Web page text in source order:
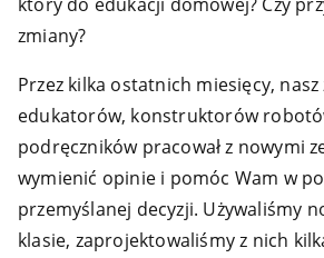
zmiany?
Przez kilka ostatnich miesięcy, nasz
edukatorów, konstruktorów
podręczników pracował z nowymi
wymienić opinie i pomóc Wam w
przemyślanej decyzji. Używaliśmy
klasie, zaprojektowaliśmy z nich